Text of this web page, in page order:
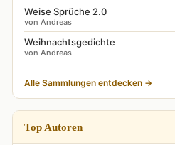
Weise Sprüche 2.0
von Andreas
Weihnachtsgedichte
von Andreas
Alle Sammlungen entdecken →
Top Autoren